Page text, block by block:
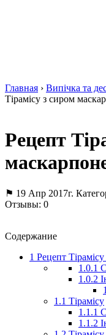
Главная › Випічка та
Тірамісу з сиром
Рецепт
⚑ 19 Апр 2017г.
Отзывы: 0
Содержание
1 Рецепт
1.0.1
1.0.2
1.1 Тірамісу
1.1.1
1.1.2